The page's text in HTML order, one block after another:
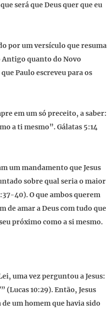
será que Deus quer que eu
por um versículo que resuma
quanto do Novo
Paulo escreveu para os
em um só preceito, a saber:
a ti mesmo”. Gálatas 5:14
um mandamento que Jesus
sobre qual seria o maior
40). O que ambos querem
de amar a Deus com tudo que
próximo como a si mesmo.
uma vez perguntou a Jesus:
(Lucas 10:29). Então, Jesus
um homem que havia sido